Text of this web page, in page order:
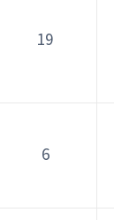
19
6